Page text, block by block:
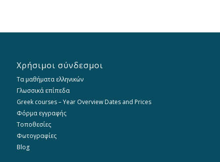
Χρήσιμοι σύνδεσμοι
Τα μαθήματα ελληνικών
Γλωσσικά επίπεδα
Greek courses – Year Overview Dates and Prices
Φόρμα εγγραφής
Τοποθεσίες
Φωτογραφίες
Blog